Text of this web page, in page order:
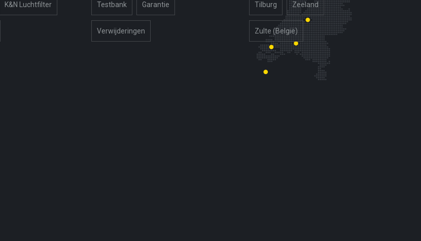
K&N Luchtfilter Testbank Garantie
Verwijderingen
Tilburg Zeeland
Zulte (België)